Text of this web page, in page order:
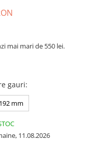
mai mari de 550 lei.
gauri:
192 mm
11.08.2026